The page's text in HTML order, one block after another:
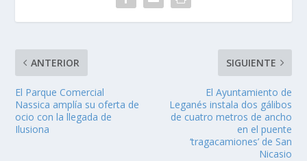
ANTERIOR
El Parque Comercial
Nassica amplía su oferta de
ocio con la llegada de
Ilusiona
SIGUIENTE
El Ayuntamiento de
Leganés instala dos gálibos
de cuatro metros de ancho
en el puente
‘tragacamiones’ de San
Nicasio